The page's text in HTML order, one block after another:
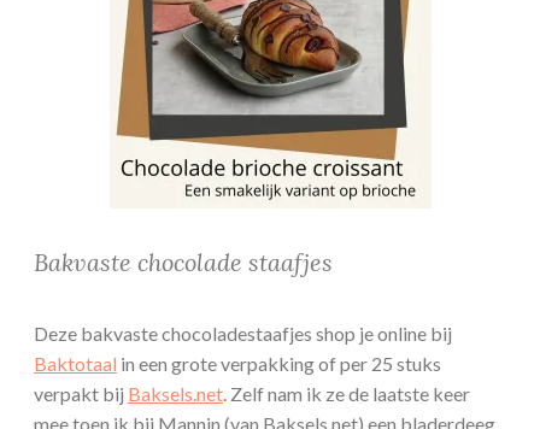
Bakvaste chocolade staafjes
Deze bakvaste chocoladestaafjes shop je online bij
Baktotaal in een grote verpakking of per 25 stuks
verpakt bij Baksels.net . Zelf nam ik ze de laatste keer
mee toen ik bij Mannin (van Baksels.net) een bladerdeeg